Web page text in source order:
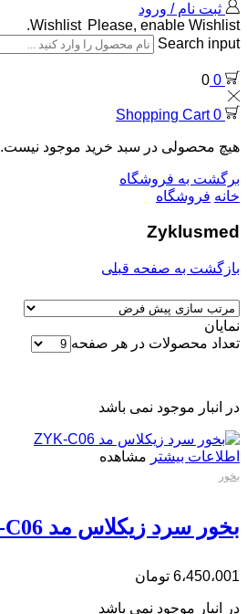
ثبت نام / ورود
Wishlist Please, enable Wishlist.
Search input
0
0
0
Shopping Cart
هیچ محصولی در سبد خرید موجود نیست.
برگشت به فروشگاه
خانه فروشگاه
Zyklusmed
بازگشت به صفحه قبلی
نمایان
تعداد محصولات در هر صفحه
در انبار موجود نمی باشد
اطلاعات بیشتر مشاهده
بخور
بخور سرد زیکلاس مد ZYK-C06
6،450،001 تومان
در انبار موجود نمی باشد